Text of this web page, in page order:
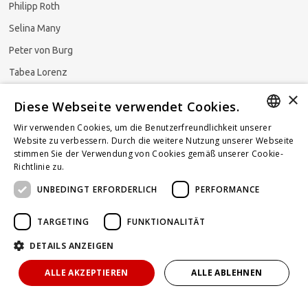
Philipp Roth
Selina Many
Peter von Burg
Tabea Lorenz
Newsletter abonnieren
Powered by KOMUNIQUE
hello@taxlawblog.ch
IMPRESSUM
DATENSCHUTZ HAFTUNGSAUSSCHLUSS
GERMAN
FRENCH
×
Diese Webseite verwendet Cookies.
Wir verwenden Cookies, um die Benutzerfreundlichkeit unserer
Website zu verbessern. Durch die weitere Nutzung unserer Webseite
stimmen Sie der Verwendung von Cookies gemäß unserer Cookie-
Richtlinie zu.
UNBEDINGT ERFORDERLICH
PERFORMANCE
TARGETING FUNKTIONALITÄT
DETAILS ANZEIGEN
ALLE AKZEPTIEREN ALLE ABLEHNEN